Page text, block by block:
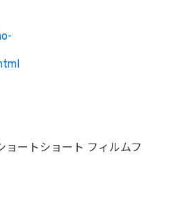
ョートショート フィルムフ